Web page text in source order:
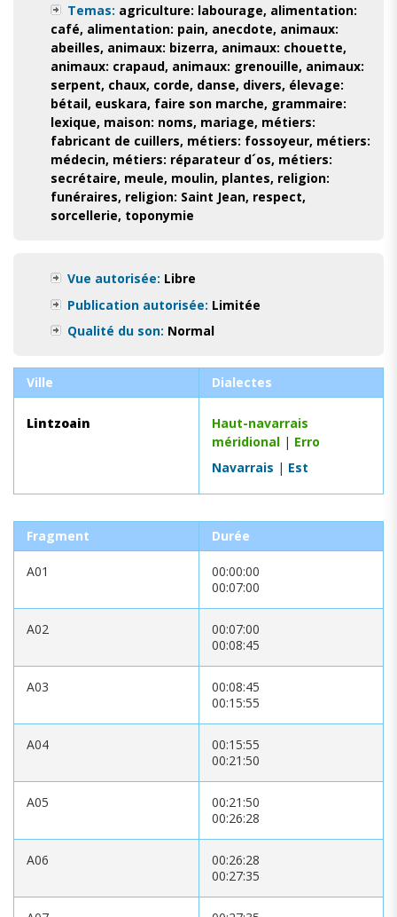
Temas: agriculture: labourage, alimentation:
café, alimentation: pain, anecdote, animaux:
abeilles, animaux: bizerra, animaux: chouette,
animaux: crapaud, animaux: grenouille, animaux:
serpent, chaux, corde, danse, divers, élevage:
bétail, euskara, faire son marche, grammaire:
lexique, maison: noms, mariage, métiers:
fabricant de cuillers, métiers: fossoyeur, métiers:
médecin, métiers: réparateur d´os, métiers:
secrétaire, meule, moulin, plantes, religion:
funéraires, religion: Saint Jean, respect,
sorcellerie, toponymie
Vue autorisée: Libre
Publication autorisée: Limitée
Qualité du son: Normal
Ville Dialectes
Lintzoain
Haut-navarrais
méridional | Erro
Navarrais | Est
Fragment Durée
A01
00:00:00
00:07:00
A02
00:07:00
00:08:45
A03
00:08:45
00:15:55
A04
00:15:55
00:21:50
A05
00:21:50
00:26:28
A06
00:26:28
00:27:35